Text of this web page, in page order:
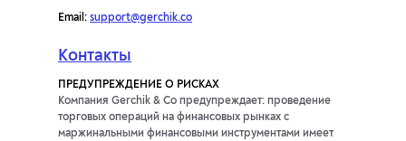
Email: support@gerchik.co
Контакты
ПРЕДУПРЕЖДЕНИЕ О РИСКАХ
Компания Gerchik & Co предупреждает: проведение
торговых операций на финансовых рынках с
маржинальными финансовыми инструментами имеет